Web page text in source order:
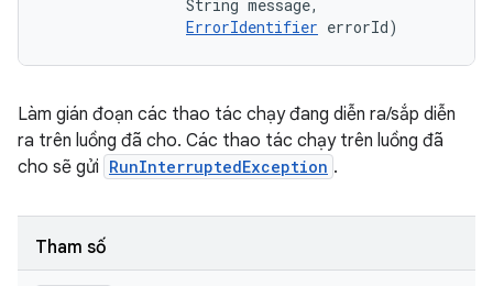
                String message,
ErrorIdentifier errorId)
Làm gián đoạn các thao tác chạy đang diễn ra/sắp diễn
ra trên luồng đã cho. Các thao tác chạy trên luồng đã
cho sẽ gửi RunInterruptedException .
Tham số